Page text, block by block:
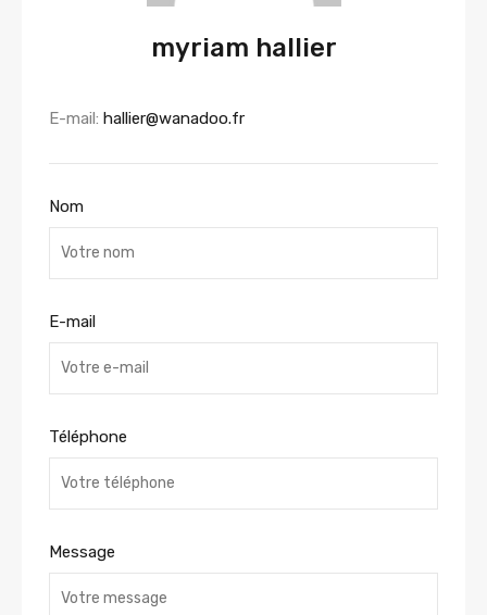
myriam hallier
E-mail: hallier@wanadoo.fr
Nom
E-mail
Téléphone
Message